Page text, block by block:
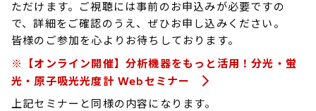
ただけます。ご視聴には事前のお申込みが必要ですの
で、詳細をご確認のうえ、ぜひお申し込みください。
皆様のご参加を心よりお待ちしております。
※【オンライン開催】分析機器をもっと活用！分光・蛍
光・原子吸光光度計 Webセミナー
上記セミナーと同様の内容になります。